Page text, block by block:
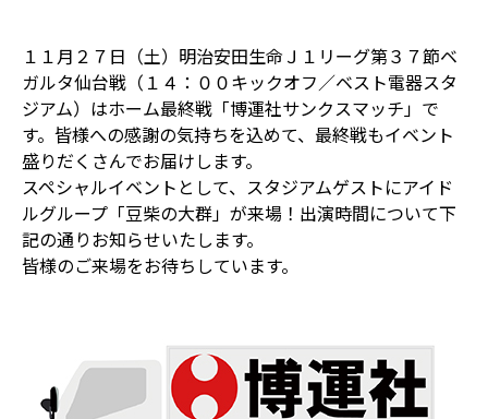
１１月２７日（土）明治安田生命Ｊ１リーグ第３７節ベ
ガルタ仙台戦（１４：００キックオフ／ベスト電器スタ
ジアム）はホーム最終戦「博運社サンクスマッチ」で
す。皆様への感謝の気持ちを込めて、最終戦もイベント
盛りだくさんでお届けします。
スペシャルイベントとして、スタジアムゲストにアイド
ルグループ「豆柴の大群」が来場！出演時間について下
記の通りお知らせいたします。
皆様のご来場をお待ちしています。